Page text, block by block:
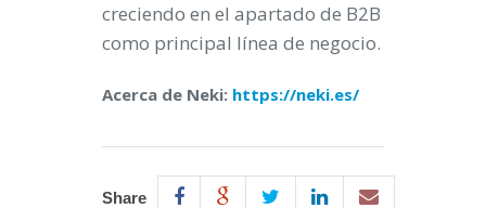
creciendo en el apartado de B2B
como principal línea de negocio.
Acerca de Neki: https://neki.es/
Share